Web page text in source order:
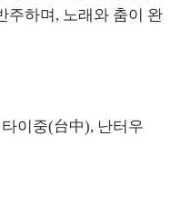
주하며, 노래와 춤이 완
이중(台中), 난터우